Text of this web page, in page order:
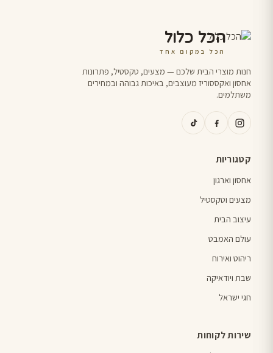
הכל כלול
הכל במקום אחד
חנות מוצרי הבית שלכם — מצעים, טקסטיל, פתרונות
אחסון ואקססוריז מעוצבים, באיכות גבוהה ובמחירים
משתלמים.
קטגוריות
אחסון וארגון
מצעים וטקסטיל
עיצוב הבית
עולם האמבט
ריהוט ואירוח
שבת ויודאיקה
חגי ישראל
שירות לקוחות